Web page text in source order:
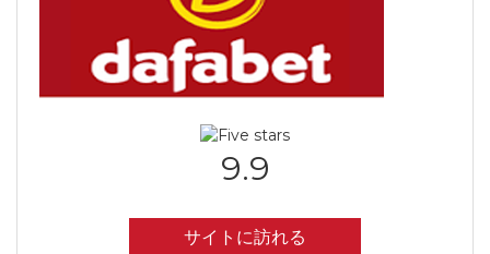
9.9
サイトに訪れる